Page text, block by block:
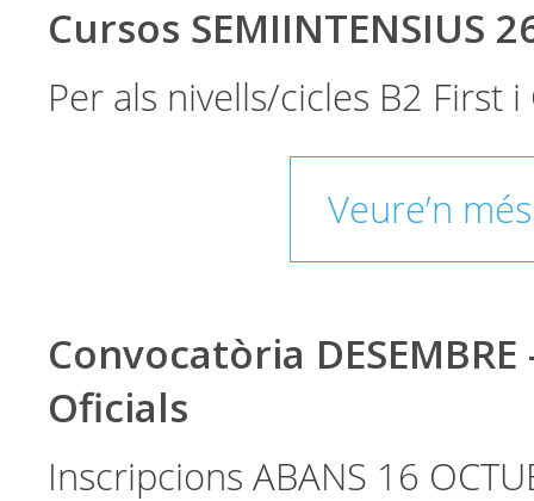
Cursos SEMIINTENSIUS
Per als nivells/cicles B2 First
Veure’n més
Convocatòria
Oficials
Inscripcions ABANS 16